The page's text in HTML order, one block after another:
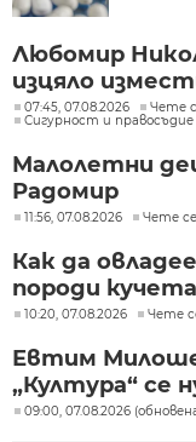
Любомир
изцяло
07:45, 07.08.2026
Чете
Сигурност и правосъдие
Малолетни
Радомир
11:56, 07.08.2026 Чете
Как да
породи
10:20, 07.08.2026 Чете
Евтим
„Култура“ се
09:00, 07.08.2026